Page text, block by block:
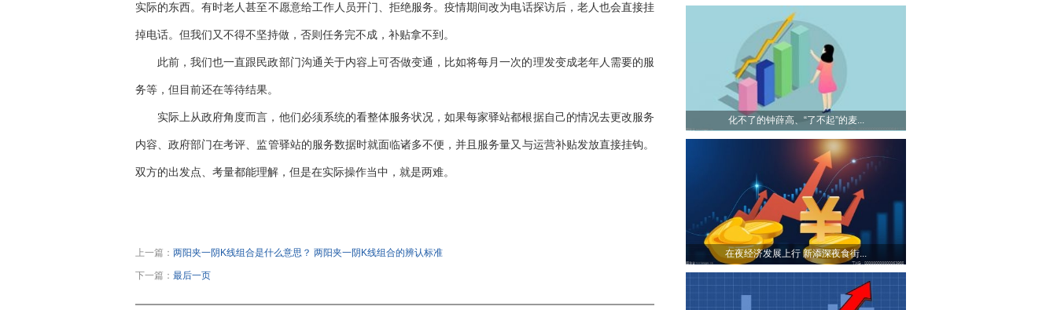
实际的东西。有时老人甚至不愿意给工作人员开门、拒绝服务。疫情期间改为电话探访后，老人也会直接挂
掉电话。但我们又不得不坚持做，否则任务完不成，补贴拿不到。
此前，我们也一直跟民政部门沟通关于内容上可否做变通，比如将每月一次的理发变成老年人需要的服
务等，但目前还在等待结果。
实际上从政府角度而言，他们必须系统的看整体服务状况，如果每家驿站都根据自己的情况去更改服务
内容、政府部门在考评、监管驿站的服务数据时就面临诸多不便，并且服务量又与运营补贴发放直接挂钩。
双方的出发点、考量都能理解，但是在实际操作当中，就是两难。
上一篇： 两阳夹一阴K线组合是什么意思？ 两阳夹一阴K线组合的辨认标准
下一篇： 最后一页
化不了的钟薛高、“了不起”的麦...
在夜经济发展上行 新添深夜食街...